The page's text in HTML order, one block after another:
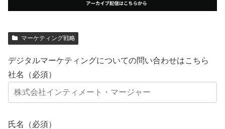
マーケティング戦略
デジタルマーケティングについての問い合わせはこちら
社名（必須）
氏名（必須）